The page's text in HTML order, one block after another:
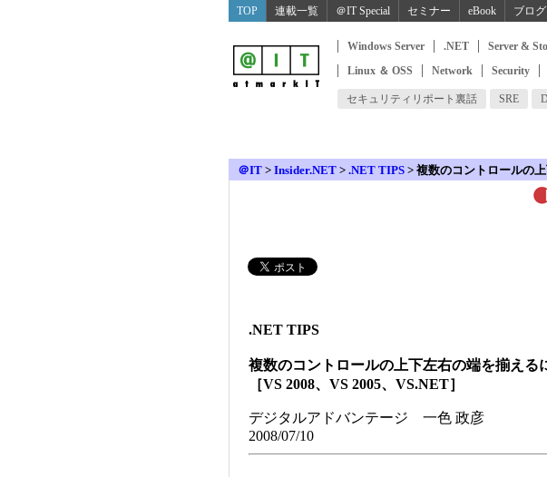
TOP 連載一覧 ＠IT Special セミナー eBook ブログ
Windows Server .NET Server &
Linux ＆ OSS
Network Security
セキュリティリポート裏話 SRE
＠IT > Insider.NET > .NET TIPS > 複数のコントロールの
.NET TIPS
複数のコントロールの上下左右の端を揃える
［VS 2008、VS 2005、VS.NET］
デジタルアドバンテージ 一色 政彦
2008/07/10